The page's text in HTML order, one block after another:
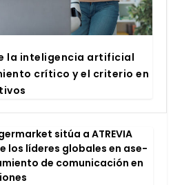
la inte­li­gen­cia arti­fi­cial
crí­ti­co y el cri­te­rio en
sitúa a ATRE­VIA
los líde­res glo­ba­les en ase­
de comu­ni­ca­ción en